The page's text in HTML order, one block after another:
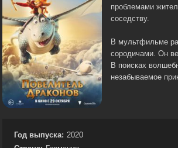
проблемами
соседству.
В мультфильме
сородичами. Он
В поисках
незабываемое
Год выпуска: 2020